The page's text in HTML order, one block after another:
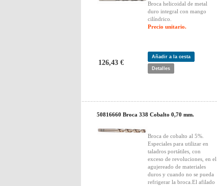
Broca helicoidal de metal
duro integral con mango
cilíndrico.
Precio unitario.
126,43 €
Añadir a la cesta
Detalles
50816660 Broca 338 Cobalto 0,70 mm.
Broca de cobalto al 5%.
Especiales para utilizar en
taladros portátiles, con
exceso de revoluciones, en el
agujereado de materiales
duros y cuando no se pueda
refrigerar la broca.El afilado